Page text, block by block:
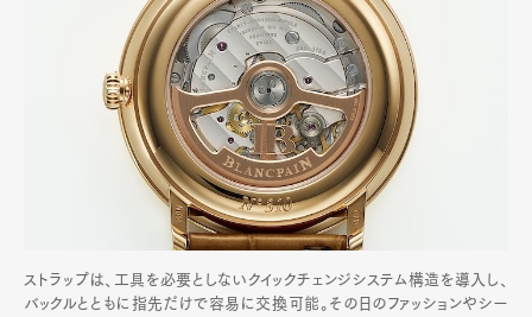
ストラップは、工具を必要としないクイックチェンジシステム構造を導入し、
バックルとともに指先だけで容易に交換可能。その日のファッションやシー